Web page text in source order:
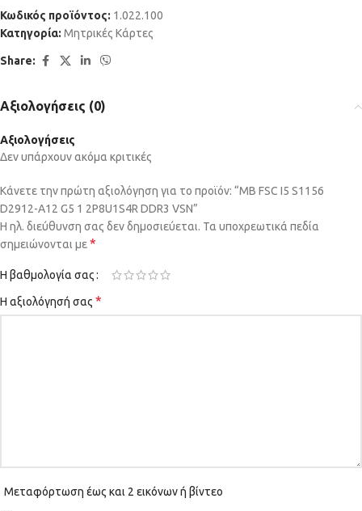
Κωδικός προϊόντος: 1.022.100
Κατηγορία: Μητρικές Κάρτες
Share:
Αξιολογήσεις (0)
Αξιολογήσεις
Δεν υπάρχουν ακόμα κριτικές
Κάνετε την πρώτη αξιολόγηση για το προϊόν: “MB FSC I5 S1156
D2912-A12 G5 1 2P8U1S4R DDR3 VSN”
Η ηλ. διεύθυνση σας δεν δημοσιεύεται. Τα υποχρεωτικά πεδία
σημειώνονται με*
Η βαθμολογία σας
Η αξιολόγησή σας *
Μεταφόρτωση έως και 2 εικόνων ή βίντεο